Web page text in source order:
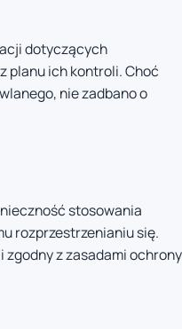
dotyczących
planu ich kontroli. Choć
nie zadbano o
stosowania
rozprzestrzenianiu się.
zgodny z zasadami ochrony